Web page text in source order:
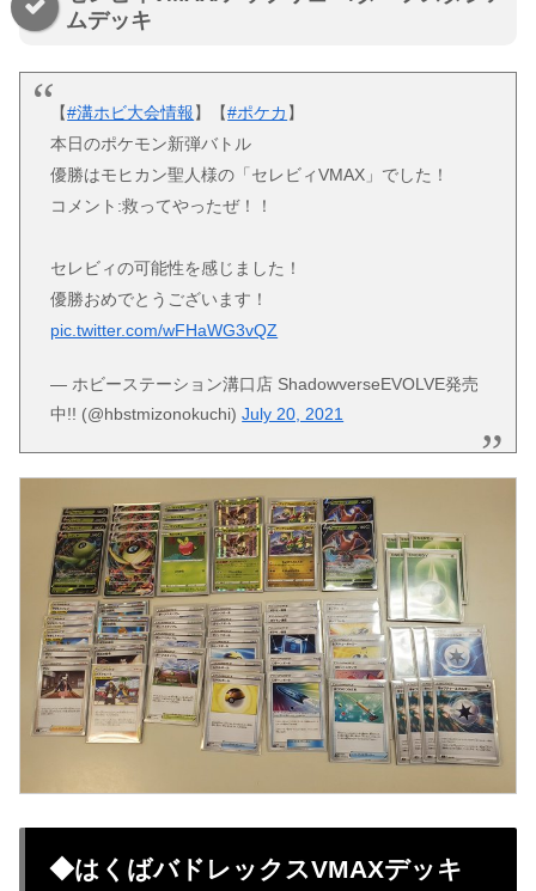
ムデッキ
【#溝ホビ大会情報】【#ポケカ 】
本日のポケモン新弾バトル
優勝はモヒカン聖人様の「セレビィVMAX」でした！
コメント:救ってやったぜ！！
セレビィの可能性を感じました！
優勝おめでとうございます！
pic.twitter.com/wFHaWG3vQZ
— ホビーステーション溝口店 ShadowverseEVOLVE発売
中!! (@hbstmizonokuchi)July 20, 2021
◆はくばバドレックスVMAXデッキ